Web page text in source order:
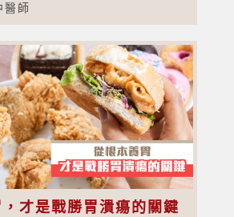
醫師
才是戰勝胃潰瘍的關鍵